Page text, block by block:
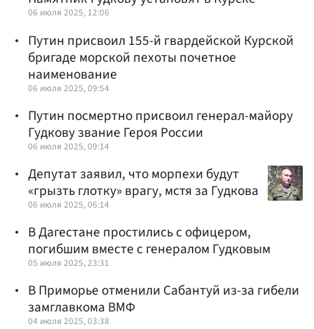
06 июля 2025, 12:06
Путин присвоил 155-й гвардейской Курской
бригаде морской пехоты почетное
наименование
06 июля 2025, 09:54
Путин посмертно присвоил генерал-майору
Гудкову звание Героя России
06 июля 2025, 09:14
Депутат заявил, что морпехи будут
«грызть глотку» врагу, мстя за Гудкова
06 июля 2025, 06:14
В Дагестане простились с офицером,
погибшим вместе с генералом Гудковым
05 июля 2025, 23:31
В Приморье отменили Сабантуй из-за гибели
замглавкома ВМФ
04 июля 2025, 03:38